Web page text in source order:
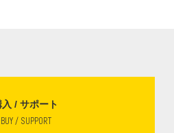
入 / サポート
BUY / SUPPORT